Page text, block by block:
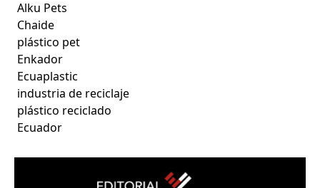
Alku Pets
Chaide
plástico pet
Enkador
Ecuaplastic
industria de reciclaje
plástico reciclado
Ecuador